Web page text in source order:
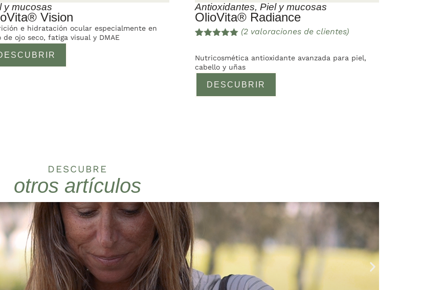
y mucosas
Vision
e hidratación ocular especialmente en
de ojo seco, fatiga visual y DMAE
Antioxidantes, Piel y mucosas
OlioVita® Radiance
DESCUBRIR
5 en base
a
s de
(2 valoraciones de clientes)
Nutricosmética antioxidante avanzada para piel,
cabello y uñas
DESCUBRE
otros artículos